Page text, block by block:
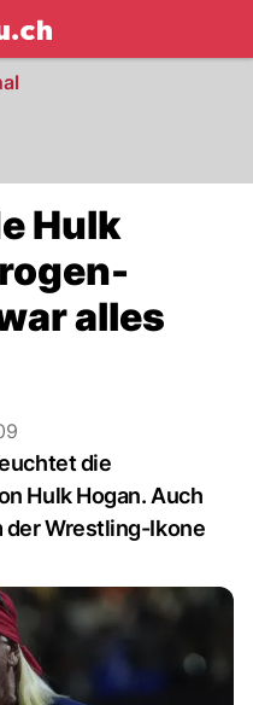
NAU.ch
Hulk
alles
die
Hulk Hogan. Auch
der Wrestling-Ikone